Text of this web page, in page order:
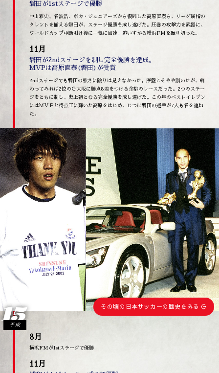
磐田が1stステージで優勝
中山雅史、名波浩、ボカ・ジュニアーズから復帰した高原直泰ら、リーグ屈指の
タレントを揃える磐田が、ステージ優勝を成し遂げた。圧巻の攻撃力を武器に、
ワールドカップ中断明け後に一気に加速。追いすがる横浜FMを振り切った。
11月
磐田が2ndステージを制し完全優勝を達成。
MVPは高原直泰(磐田)が受賞
2ndステージでも磐田の強さに陰りは見えなかった。序盤こそやや躓いたが、終
わってみれば2位のＧ大阪に勝点8差をつける余裕のレースだった。2つのステー
ジをともに制し、史上初となる完全優勝を成し遂げた。この年のベストイレブン
にはＭＶＰと得点王に輝いた高原をはじめ、じつに磐田の選手が7人も名を連ね
た。
その頃の日本サッカーの歴史をみる
15
平成
8月
横浜FMが1stステージで優勝
11月